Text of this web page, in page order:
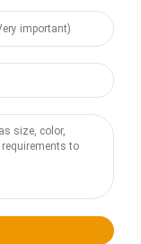
- Sayt xəritəsi
files help us to enhance
keep our website
"Accept", you agree to
Click "Adjust" to
review our Cookies